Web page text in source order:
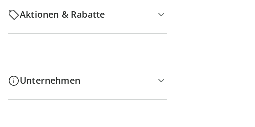
Aktionen & Rabatte
Unternehmen